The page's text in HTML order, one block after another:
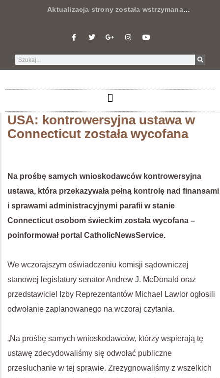
Aktualizacja strony została wstrzymana…
USA: kontrowersyjna ustawa w
Connecticut została wycofana
Na prośbę samych wnioskodawców kontrowersyjna
ustawa, która przekazywała pełną kontrolę nad finansami
i sprawami administracyjnymi parafii w stanie
Connecticut osobom świeckim została wycofana –
poinformował portal CatholicNewsService.
We wczorajszym oświadczeniu komisji sądowniczej
stanowej legislatury senator Andrew J. McDonald oraz
przedstawiciel Izby Reprezentantów Michael Lawlor ogłosili
odwołanie zaplanowanego na wczoraj czytania.
„Na prośbę samych wnioskodawców, którzy wspierają tę
ustawę zdecydowaliśmy się odwołać publiczne
przesłuchanie w tej sprawie. Zrezygnowaliśmy z wszelkich